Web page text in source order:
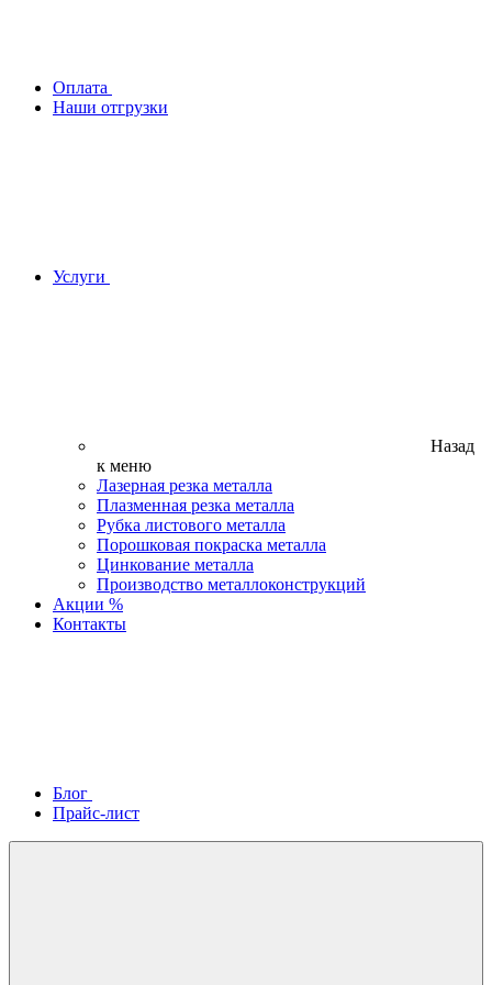
Оплата
Наши отгрузки
Услуги
Назад
к меню
Лазерная резка металла
Плазменная резка металла
Рубка листового металла
Порошковая покраска металла
Цинкование металла
Производство металлоконструкций
Акции %
Контакты
Блог
Прайс-лист